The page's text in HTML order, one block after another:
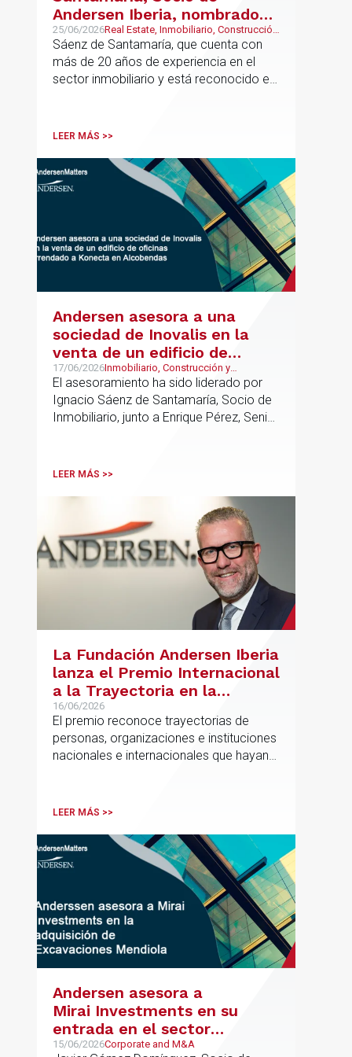
Andersen Iberia, nombrado
director europeo de
Inmobiliario de Andersen
25/06/2026Real Estate, Inmobiliario, Construcción
y Urbanismo
Sáenz de Santamaría, que cuenta con
más de 20 años de experiencia en el
sector inmobiliario y está reconocido en
codirigirá el EU Real Estate Industry
UK.
LEER MÁS >>
Andersen asesora a una
sociedad de Inovalis en la
venta de un edificio de
oficinas arrendado a Konecta
en Alcobendas
17/06/2026Inmobiliario, Construcción y
Urbanismo, Real Estate
El asesoramiento ha sido liderado por
Ignacio Sáenz de Santamaría, Socio de
Inmobiliario, junto a Enrique Pérez, Senior
LEER MÁS >>
La Fundación Andersen Iberia
lanza el Premio Internacional
a la Trayectoria en la
Promoción de la Educación
16/06/2026
El premio reconoce trayectorias de
personas, organizaciones e instituciones
nacionales e internacionales que hayan
innovación o la equidad educativa
LEER MÁS >>
Andersen asesora a
Mirai Investments en su
entrada en el sector
medioambiental con la
15/06/2026Corporate and M&A